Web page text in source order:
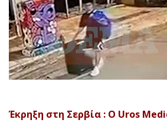
Έκρηξη στη Σερβία : Ο Uros